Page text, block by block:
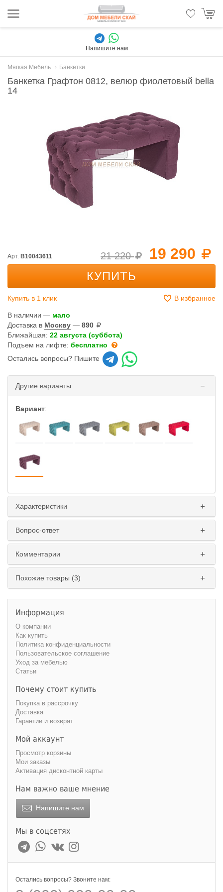
Напишите нам
Мягкая Мебель Банкетки
Банкетка Графтон 0812, велюр фиолетовый bella
14
19 290
21 220
Арт. B10043611
КУПИТЬ
Купить в 1 клик В избранное
В наличии — мало
Доставка в Москву — 890
Ближайшая: 22 августа (суббота)
Подъем на лифте: бесплатно
Остались вопросы? Пишите
Другие варианты
Вариант:
Характеристики
Вопрос-ответ
Комментарии
Похожие товары (3)
Информация
О компании
Как купить
Политика конфиденциальности
Пользовательское соглашение
Уход за мебелью
Статьи
Почему стоит купить
Покупка в рассрочку
Доставка
Гарантии и возврат
Мой аккаунт
Просмотр корзины
Мои заказы
Активация дисконтной карты
Нам важно ваше мнение
Напишите нам
Мы в соцсетях
Остались вопросы? Звоните нам: